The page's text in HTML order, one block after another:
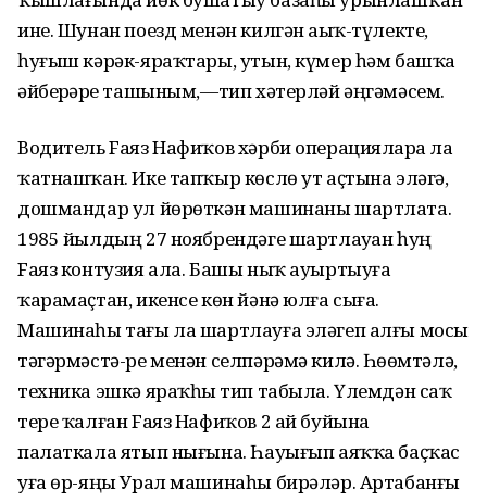
ине. Шунан поезд менән килгән аҙыҡ-түлекте,
һуғыш кәрәк-яраҡтары, утын, күмер һәм башҡа
әйберҙәрҙе ташыным,—тип хәтерләй әңгәмәсем.
Водитель Fаяз Нафиҡов хәрби операцияларҙа ла
ҡатнашҡан. Ике тапҡыр көслө ут аҫтына эләгә,
дошмандар ул йөрөткән машинаны шартлата.
1985 йылдың 27 ноябрендәге шартлауҙан һуң
Fаяз контузия ала. Башы ныҡ ауыртыуға
ҡарамаҫтан, икенсе көн йәнә юлға сыға.
Машинаһы тағы ла шартлауға эләгеп алғы мосы
тәгәрмәстә-ре менән селпәрәмә килә. Һөҙөмтәлә,
техника эшкә яраҡһыҙ тип табыла. Үлемдән саҡ
тере ҡалған Fаяз Нафиҡов 2 ай буйына
палаткала ятып нығына. Һауығып аяҡҡа баҫҡас
уға өр-яңы Урал машинаһы бирәләр. Артабанғы